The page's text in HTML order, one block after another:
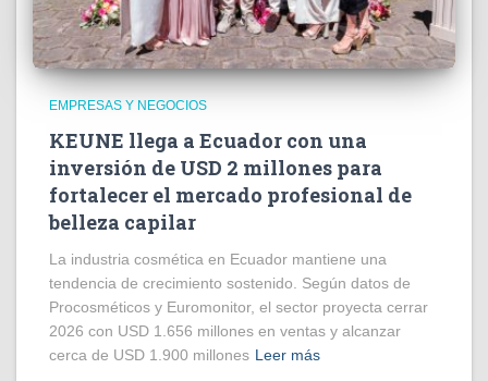
EMPRESAS Y NEGOCIOS
KEUNE llega a Ecuador con una
inversión de USD 2 millones para
fortalecer el mercado profesional de
belleza capilar
La industria cosmética en Ecuador mantiene una
tendencia de crecimiento sostenido. Según datos de
Procosméticos y Euromonitor, el sector proyecta cerrar
2026 con USD 1.656 millones en ventas y alcanzar
cerca de USD 1.900 millones Leer más